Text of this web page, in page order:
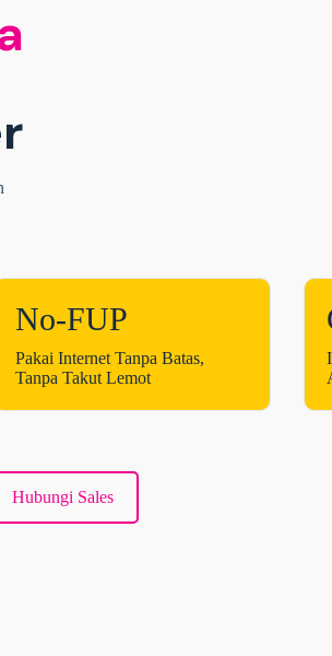
No-FUP
Pakai Internet Tanpa Batas,
Tanpa Takut Lemot
Hubungi Sales